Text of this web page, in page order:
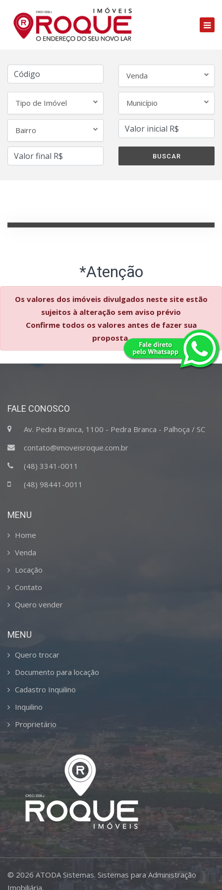
Venda
Tipo de Imóvel Município
Bairro
*Atenção
Os valores dos imóveis divulgados neste site estão
sujeitos à alteração sem aviso prévio
Confirme todos os valores antes de fazer sua
proposta.
FALE CONOSCO
Av. Pedra Branca, 1100 - Pedra Branca - Palhoça / SC
contato@imoveisroque.com.br
(48) 3341-0011
(48) 98441-0011
MENU
Home
Venda
Locação
Contato
Quero vender
MENU
Quero trocar
Documento para locação
Cadastro Inquilino
Inquilino
Proprietário
© 2026 ATODA Sistemas. Sistemas para Administração
Imobiliária.